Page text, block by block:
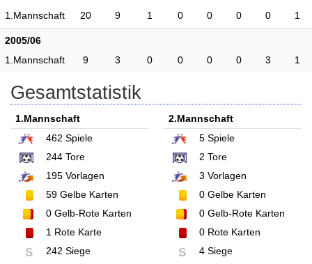
1.Mannschaft
20 9 1 0 0 0 0 1
2005/06
1.Mannschaft
9 3 0 0 0 0 3 1
Gesamtstatistik
1.Mannschaft
462 Spiele
244 Tore
195 Vorlagen
59 Gelbe Karten
0 Gelb-Rote Karten
1 Rote Karte
S 242 Siege
2.Mannschaft
5Spiele
2 Tore
3 Vorlagen
0Gelbe Karten
0Gelb-Rote Karten
0Rote Karten
S 4 Siege